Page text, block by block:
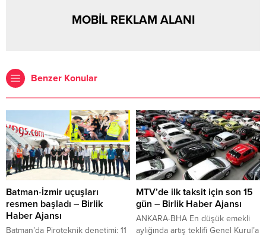
MOBİL REKLAM ALANI
Benzer Konular
Batman-İzmir uçuşları
resmen başladı – Birlik
Haber Ajansı
Batman’da Piroteknik denetimi: 11
MTV’de ilk taksit için son 15
gün – Birlik Haber Ajansı
ANKARA-BHA En düşük emekli
aylığında artış teklifi Genel Kurul’a